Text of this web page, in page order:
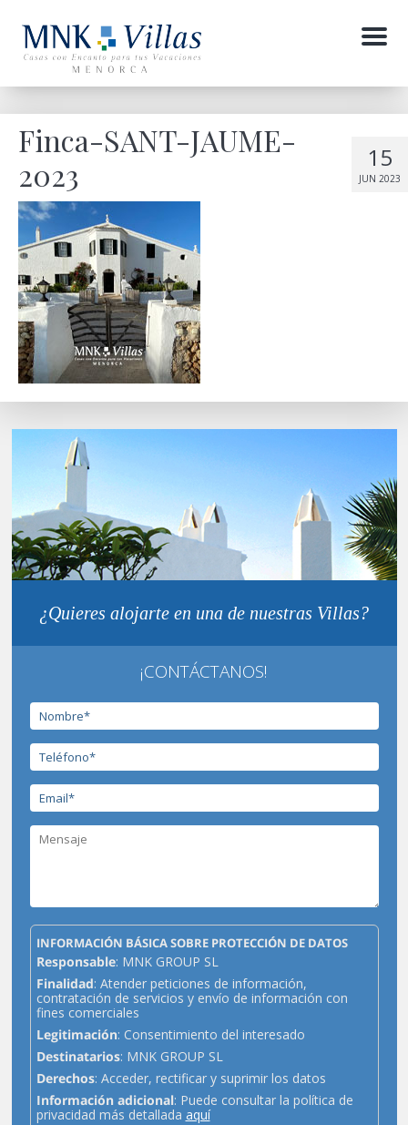
Menu
15
JUN 2023
Finca-SANT-JAUME-
2023
¿Quieres alojarte en una de nuestras Villas?
¡CONTÁCTANOS!
INFORMACIÓN BÁSICA SOBRE PROTECCIÓN DE DATOS
Responsable: MNK GROUP SL
Finalidad: Atender peticiones de información,
contratación de servicios y envío de información con
fines comerciales
Legitimación: Consentimiento del interesado
Destinatarios: MNK GROUP SL
Derechos: Acceder, rectificar y suprimir los datos
Información adicional: Puede consultar la política de
privacidad más detallada aquí